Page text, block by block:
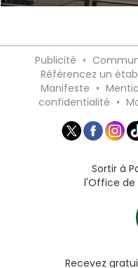
Publicité •
Référencez un
Manifeste •
confidentialité •
Sortir à
l'Office de
Recevez